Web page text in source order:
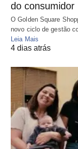
do consumidor
O Golden Square
novo ciclo de gestão
Leia Mais
4 dias atrás